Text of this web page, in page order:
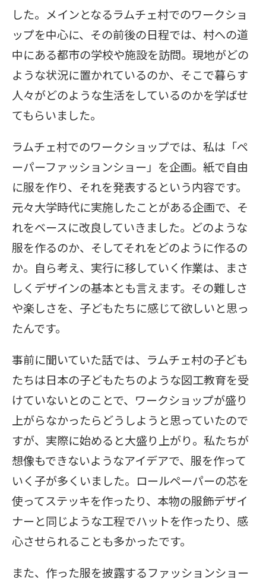
した。メインとなるラムチェ村でのワークショ
ップを中心に、その前後の日程では、村への道
中にある都市の学校や施設を訪問。現地がどの
ような状況に置かれているのか、そこで暮らす
人々がどのような生活をしているのかを学ばせ
てもらいました。
ラムチェ村でのワークショップでは、私は「ペ
ーパーファッションショー」を企画。紙で自由
に服を作り、それを発表するという内容です。
元々大学時代に実施したことがある企画で、そ
れをベースに改良していきました。どのような
服を作るのか、そしてそれをどのように作るの
か。自ら考え、実行に移していく作業は、まさ
しくデザインの基本とも言えます。その難しさ
や楽しさを、子どもたちに感じて欲しいと思っ
たんです。
事前に聞いていた話では、ラムチェ村の子ども
たちは日本の子どもたちのような図工教育を受
けていないとのことで、ワークショップが盛り
上がらなかったらどうしようと思っていたので
すが、実際に始めると大盛り上がり。私たちが
想像もできないようなアイデアで、服を作って
いく子が多くいました。ロールペーパーの芯を
使ってステッキを作ったり、本物の服飾デザイ
ナーと同じような工程でハットを作ったり、感
心させられることも多かったです。
また、作った服を披露するファッションショー